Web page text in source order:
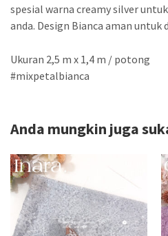
spesial warna creamy silver
anda. Design Bianca aman untuk
Ukuran 2,5 m x 1,4 m / potong
#mixpetalbianca
Anda mungkin juga